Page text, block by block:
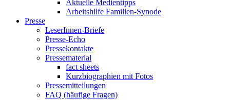
Aktuelle Medientipps
Arbeitshilfe Familien-Synode
Presse
LeserInnen-Briefe
Presse-Echo
Pressekontakte
Pressematerial
fact sheets
Kurzbiographien mit Fotos
Pressemitteilungen
FAQ (häufige Fragen)